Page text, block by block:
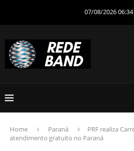
07/08/2026 06:34
Home Paraná
PRF realiza
atendimento gratuito no Paraná